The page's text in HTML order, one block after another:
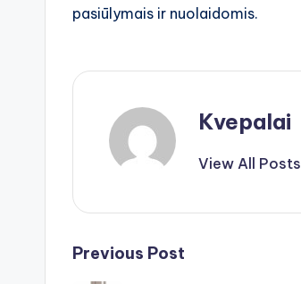
pasiūlymais ir nuolaidomis.
Kvepalai
View All Posts
Post
Previous Post